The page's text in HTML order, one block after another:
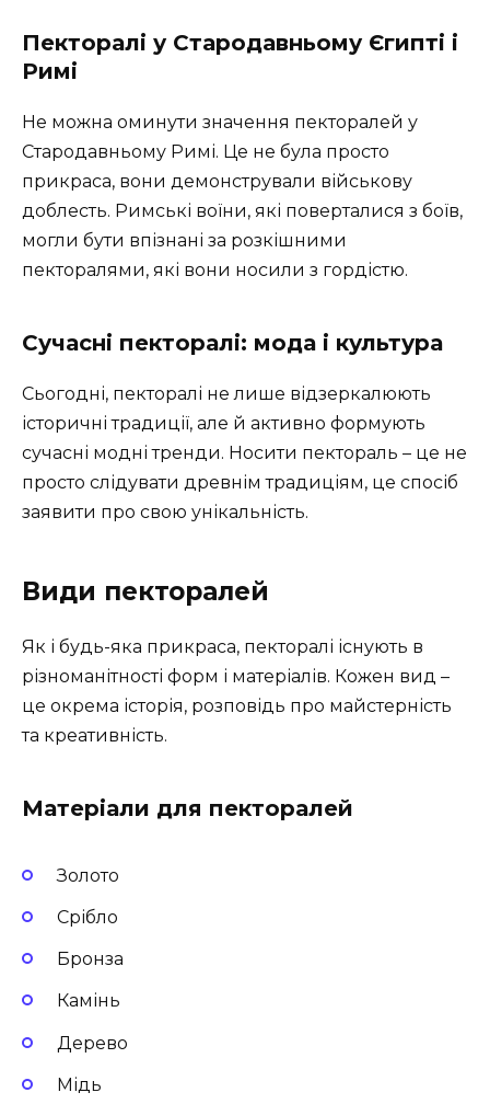
Пекторалі у Стародавньому Єгипті і
Римі
Не можна оминути значення пекторалей у
Стародавньому Римі. Це не була просто
прикраса, вони демонстрували військову
доблесть. Римські воїни, які поверталися з боїв,
могли бути впізнані за розкішними
пекторалями, які вони носили з гордістю.
Сучасні пекторалі: мода і культура
Сьогодні, пекторалі не лише відзеркалюють
історичні традиції, але й активно формують
сучасні модні тренди. Носити пектораль – це не
просто слідувати древнім традиціям, це спосіб
заявити про свою унікальність.
Види пекторалей
Як і будь-яка прикраса, пекторалі існують в
різноманітності форм і матеріалів. Кожен вид –
це окрема історія, розповідь про майстерність
та креативність.
Матеріали для пекторалей
Золото
Срібло
Бронза
Камінь
Дерево
Мідь